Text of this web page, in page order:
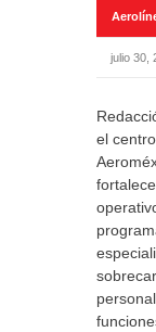
julio 30,
el